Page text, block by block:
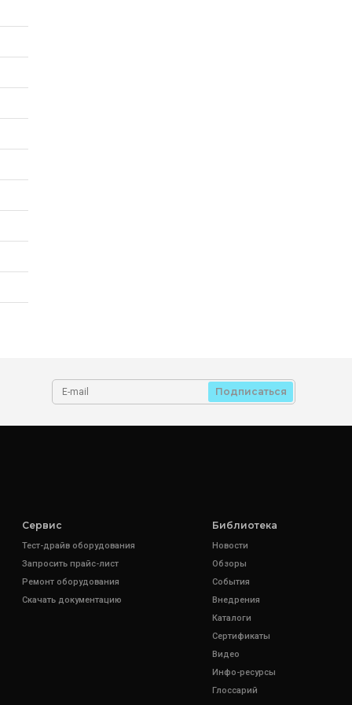
Подписаться
Сервис
Тест-драйв оборудования
Запросить прайс-лист
Ремонт оборудования
Скачать документацию
Библиотека
Новости
Обзоры
События
Внедрения
Каталоги
Сертификаты
Видео
Инфо-ресурсы
Глоссарий